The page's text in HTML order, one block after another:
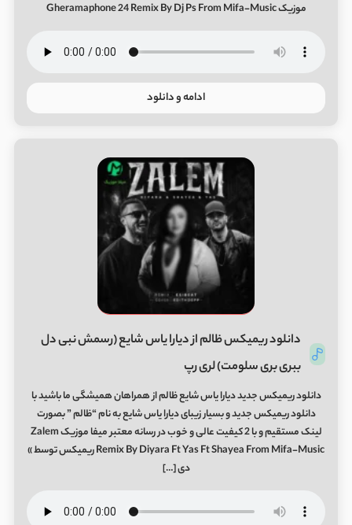
موزیک Gheramaphone 24 Remix By Dj Ps From Mifa-Music
ادامه و دانلود
دانلود ریمیکس ظالم از دیارا یاس شایع (رسمش نبی دل
ببری بری سلومت) لری رپ
دانلود ریمیکس جدید دیارا یاس شایع ظالم از همراهان همیشگی ما باشید با
دانلود ریمیکس جدید و بسیار زیبای دیارا یاس شایع به نام “ظالم ” بصورت
لینک مستقیم و با 2 کیفیت عالی و خوب در رسانه معتبر میفا موزیک Zalem
Remix By Diyara Ft Yas Ft Shayea From Mifa-Music ریمیکس توسط »
دی […]